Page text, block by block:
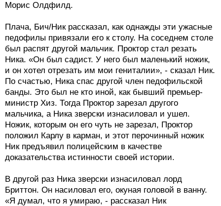
Морис Олдфилд.
Плача, Бич/Ник рассказал, как однажды эти ужасные
педофилы привязали его к столу. На соседнем столе
был распят другой мальчик. Проктор стал резать
Ника. «Он был садист. У него был маленький ножик,
и он хотел отрезать им мои гениталии», - сказал Ник.
По счастью, Ника спас другой член педофильской
банды. Это был не кто иной, как бывший премьер-
министр Хиз. Тогда Проктор зарезал другого
мальчика, а Ника зверски изнасиловал и ушел.
Ножик, которым он его чуть не зарезал, Проктор
положил Карлу в карман, и этот перочинный ножик
Ник предъявил полицейским в качестве
доказательства истинности своей истории.
В другой раз Ника зверски изнасиловал лорд
Бриттон. Он насиловал его, окуная головой в ванну.
«Я думал, что я умираю, - рассказал Ник